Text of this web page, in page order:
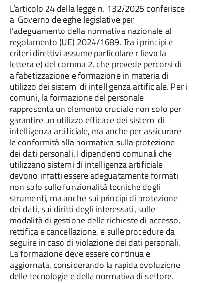
L’articolo 24 della legge n. 132/2025 conferisce
al Governo deleghe legislative per
l’adeguamento della normativa nazionale al
regolamento (UE) 2024/1689. Tra i principi e
criteri direttivi assume particolare rilievo la
lettera e) del comma 2, che prevede percorsi di
alfabetizzazione e formazione in materia di
utilizzo dei sistemi di intelligenza artificiale. Per i
comuni, la formazione del personale
rappresenta un elemento cruciale non solo per
garantire un utilizzo efficace dei sistemi di
intelligenza artificiale, ma anche per assicurare
la conformità alla normativa sulla protezione
dei dati personali. I dipendenti comunali che
utilizzano sistemi di intelligenza artificiale
devono infatti essere adeguatamente formati
non solo sulle funzionalità tecniche degli
strumenti, ma anche sui principi di protezione
dei dati, sui diritti degli interessati, sulle
modalità di gestione delle richieste di accesso,
rettifica e cancellazione, e sulle procedure da
seguire in caso di violazione dei dati personali.
La formazione deve essere continua e
aggiornata, considerando la rapida evoluzione
delle tecnologie e della normativa di settore.